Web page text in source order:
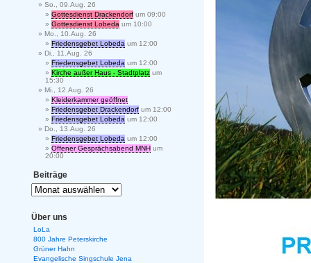
So., 09.Aug. 26
Gottesdienst Drackendorf um 09:00
Gottesdienst Lobeda um 10:00
Mo., 10.Aug. 26
Friedensgebet Lobeda um 12:00
Di., 11.Aug. 26
Friedensgebet Lobeda um 12:00
Kirche außer Haus - Stadtplatz um
15:30
Mi., 12.Aug. 26
Kleiderkammer geöffnet
Friedensgebet Drackendorf um 12:00
Friedensgebet Lobeda um 12:00
Do., 13.Aug. 26
Friedensgebet Lobeda um 12:00
Offener Gesprächsabend MNH um
20:00
Beiträge
Über uns
LoLa
800 Jahre Peterskirche
Grüner Hahn
Evangelische Singschule Jena